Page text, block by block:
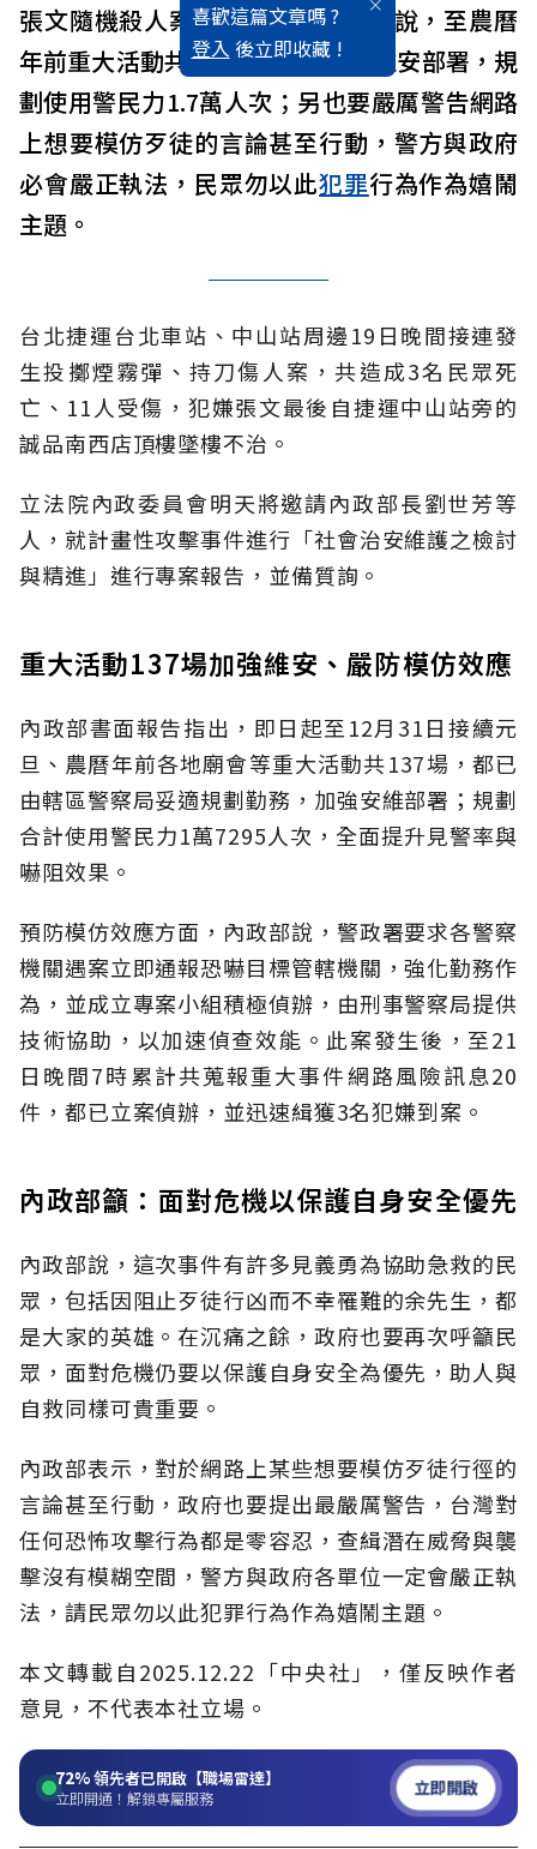
喜歡這篇文章嗎 ?
登入 後立即收藏 !
張文隨機殺人案震驚社會，內政部說，至農曆
年前重大活動共137場，都會加強維安部署，規
劃使用警民力1.7萬人次；另也要嚴厲警告網路
上想要模仿歹徒的言論甚至行動，警方與政府
必會嚴正執法，民眾勿以此犯罪行為作為嬉鬧
主題。
台北捷運台北車站、中山站周邊19日晚間接連發
生投擲煙霧彈、持刀傷人案，共造成3名民眾死
亡、11人受傷，犯嫌張文最後自捷運中山站旁的
誠品南西店頂樓墜樓不治。
立法院內政委員會明天將邀請內政部長劉世芳等
人，就計畫性攻擊事件進行「社會治安維護之檢討
與精進」進行專案報告，並備質詢。
重大活動137場加強維安、嚴防模仿效應
內政部書面報告指出，即日起至12月31日接續元
旦、農曆年前各地廟會等重大活動共137場，都已
由轄區警察局妥適規劃勤務，加強安維部署；規劃
合計使用警民力1萬7295人次，全面提升見警率與
嚇阻效果。
預防模仿效應方面，內政部說，警政署要求各警察
機關遇案立即通報恐嚇目標管轄機關，強化勤務作
為，並成立專案小組積極偵辦，由刑事警察局提供
技術協助，以加速偵查效能。此案發生後，至21
日晚間7時累計共蒐報重大事件網路風險訊息20
件，都已立案偵辦，並迅速緝獲3名犯嫌到案。
內政部籲：面對危機以保護自身安全優先
內政部說，這次事件有許多見義勇為協助急救的民
眾，包括因阻止歹徒行凶而不幸罹難的余先生，都
是大家的英雄。在沉痛之餘，政府也要再次呼籲民
眾，面對危機仍要以保護自身安全為優先，助人與
自救同樣可貴重要。
內政部表示，對於網路上某些想要模仿歹徒行徑的
言論甚至行動，政府也要提出最嚴厲警告，台灣對
任何恐怖攻擊行為都是零容忍，查緝潛在威脅與襲
擊沒有模糊空間，警方與政府各單位一定會嚴正執
法，請民眾勿以此犯罪行為作為嬉鬧主題。
本文轉載自2025.12.22「中央社」，僅反映作者
意見，不代表本社立場。
72%領先者已開啟【職場雷達】
立即開通！解鎖專屬服務 立即開啟